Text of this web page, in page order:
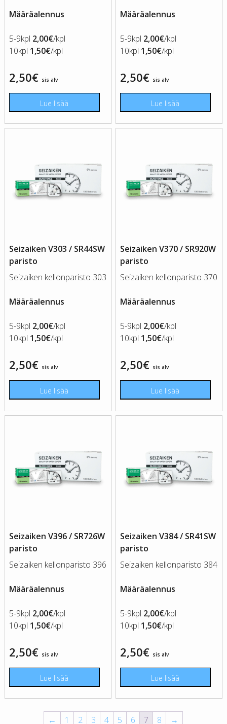
Määräalennus
5-9kpl 2,00€/kpl
10kpl 1,50€/kpl
2,50€ sis alv
Lue lisää
Määräalennus
5-9kpl 2,00€/kpl
10kpl 1,50€/kpl
2,50€ sis alv
Lue lisää
Seizaiken V303 / SR44SW
paristo
Seizaiken kellonparisto 303
Määräalennus
5-9kpl 2,00€/kpl
10kpl 1,50€/kpl
2,50€ sis alv
Lue lisää
Seizaiken V370 / SR920W
paristo
Seizaiken kellonparisto 370
Määräalennus
5-9kpl 2,00€/kpl
10kpl 1,50€/kpl
2,50€ sis alv
Lue lisää
Seizaiken V396 / SR726W
paristo
Seizaiken kellonparisto 396
Määräalennus
5-9kpl 2,00€/kpl
10kpl 1,50€/kpl
2,50€ sis alv
Lue lisää
Seizaiken V384 / SR41SW
paristo
Seizaiken kellonparisto 384
Määräalennus
5-9kpl 2,00€/kpl
10kpl 1,50€/kpl
2,50€ sis alv
Lue lisää
← 1 2 3 4 5 6 7 8 →